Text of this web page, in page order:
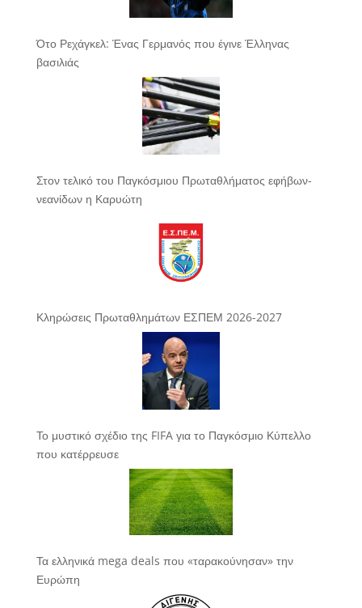
Ότο Ρεχάγκελ: Ένας Γερμανός που έγινε Έλληνας
βασιλιάς
Στον τελικό του Παγκόσμιου Πρωταθλήματος εφήβων-
νεανίδων η Καρυώτη
Κληρώσεις Πρωταθλημάτων ΕΣΠΕΜ 2026-2027
Το μυστικό σχέδιο της FIFA για το Παγκόσμιο Κύπελλο
που κατέρρευσε
Τα ελληνικά mega deals που «ταρακούνησαν» την
Ευρώπη